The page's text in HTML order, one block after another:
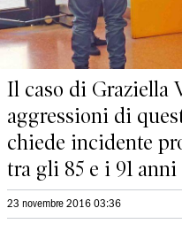
Il caso di Graziella
aggressioni di
chiede incidente
tra gli 85 e i 91 anni
23 novembre 2016 03:36